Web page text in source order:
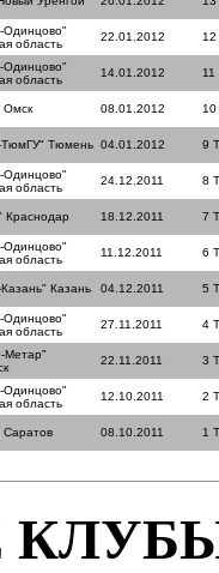
Одинцово"
область
22.01.2012 12
Одинцово"
область
14.01.2012 11
Омск 08.01.2012 10
Тюмень 04.01.2012 9
Одинцово"
область
24.12.2011 8
Краснодар 18.12.2011 7
Одинцово"
область
11.12.2011 6
Казань 04.12.2011 5
Одинцово"
область
27.11.2011 4
Метар"
22.11.2011 3
Одинцово"
область
12.10.2011 2
Саратов 08.10.2011 1